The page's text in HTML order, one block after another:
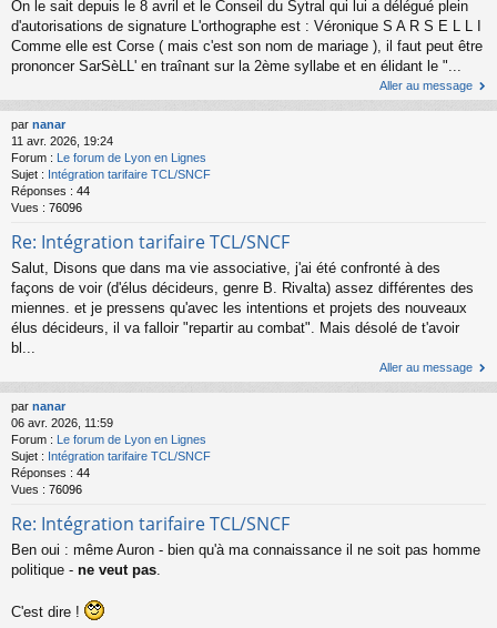
On le sait depuis le 8 avril et le Conseil du Sytral qui lui a délégué plein
d'autorisations de signature L'orthographe est : Véronique S A R S E L L I
Comme elle est Corse ( mais c'est son nom de mariage ), il faut peut être
prononcer SarSèLL' en traînant sur la 2ème syllabe et en élidant le "...
Aller au message
par nanar
11 avr. 2026, 19:24
Forum :
Le forum de Lyon en Lignes
Sujet : Intégration tarifaire TCL/SNCF
Réponses : 44
Vues : 76096
Re: Intégration tarifaire TCL/SNCF
Salut, Disons que dans ma vie associative, j'ai été confronté à des
façons de voir (d'élus décideurs, genre B. Rivalta) assez différentes des
miennes. et je pressens qu'avec les intentions et projets des nouveaux
élus décideurs, il va falloir "repartir au combat". Mais désolé de t'avoir
bl...
Aller au message
par nanar
06 avr. 2026, 11:59
Forum : Le forum de Lyon en Lignes
Sujet : Intégration tarifaire TCL/SNCF
Réponses : 44
Vues : 76096
Re: Intégration tarifaire TCL/SNCF
Ben oui : même Auron - bien qu'à ma connaissance il ne soit pas homme
politique - ne veut pas
C'est dire !